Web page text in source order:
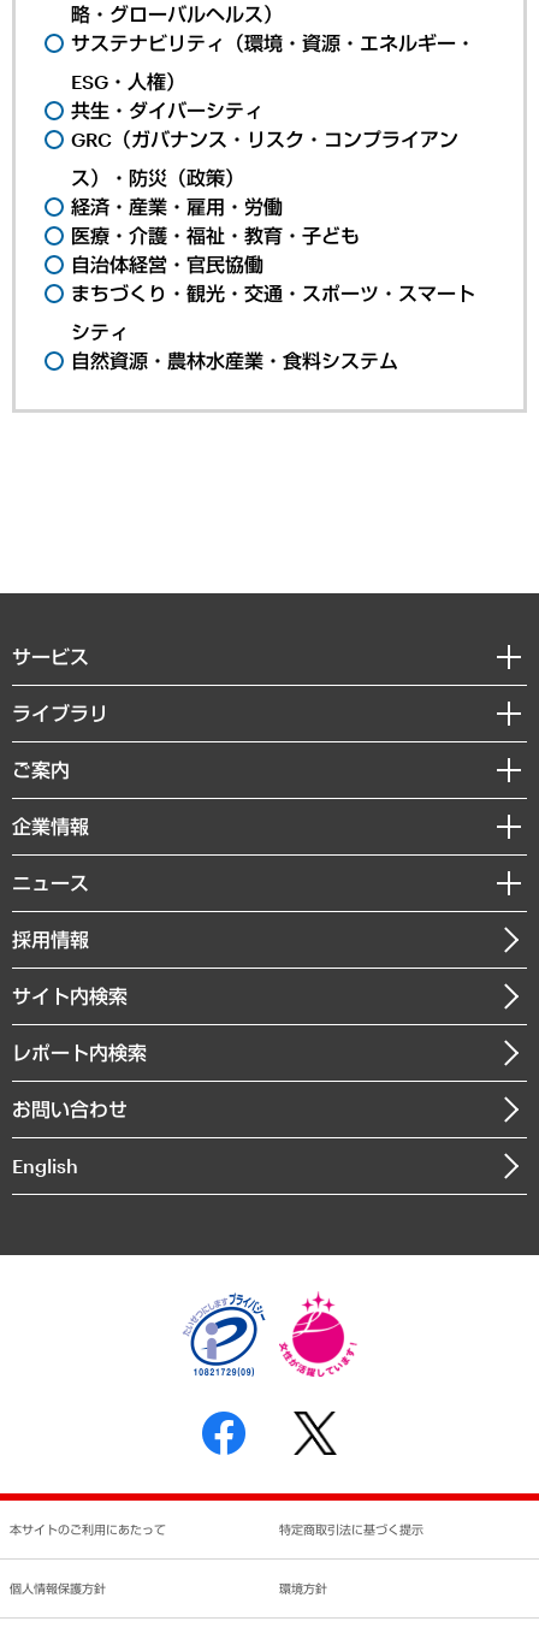
略・グローバルヘルス）
サステナビリティ（環境・資源・エネルギー・
ESG・人権）
共生・ダイバーシティ
GRC（ガバナンス・リスク・コンプライアン
ス）・防災（政策）
経済・産業・雇用・労働
医療・介護・福祉・教育・子ども
自治体経営・官民協働
まちづくり・観光・交通・スポーツ・スマート
シティ
自然資源・農林水産業・食料システム
サービス
経営戦略
組織・人事戦略
デジタルイノベーション
共生・ダイバーシティ
GRC（ガバナンス・リスク・コンプライアンス）・防災（政策）
経済・産業・雇用・労働
まちづくり・観光・交通・スポーツ・スマートシティ
自然資源・農林水産業・食料システム
ライブラリ
経済調査
レポート
コラム
経営用語集
受託・受注実績（官公庁関連）
メディア掲載・出演
ご案内
セミナー・イベント情報
MUFGビジネスセミナー
受託案件情報
企業情報
私たちの想い
社長メッセージ
会社概要
沿革
組織図・本部部室紹介
インドネシア現地法人
個人情報保護方針
反社会的勢力に対する基本方針
書面による個人情報の開示等の請求の手続きについて
ニュース
ニュースリリース
お知らせ
採用情報
サイト内検索
レポート内検索
お問い合わせ
English
本サイトのご利用にあたって 特定商取引法に基づく提示
個人情報保護方針 環境方針